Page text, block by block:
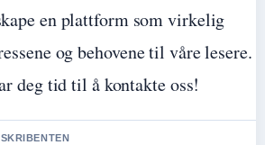
en plattform som virkelig
og behovene til våre lesere.
deg tid til å kontakte oss!